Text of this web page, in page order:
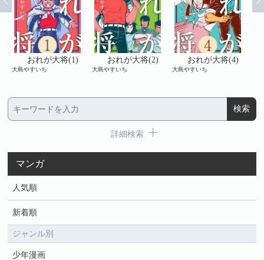
おれが大将(1)
大島やすいち
おれが大将(2)
大島やすいち
おれが大将(4)
大島やすいち
詳細検索
マンガ
人気順
新着順
ジャンル別
少年漫画